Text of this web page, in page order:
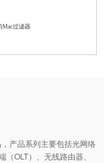
Mac过滤器
产品系列主要包括光网络
OLT）、无线路由器、